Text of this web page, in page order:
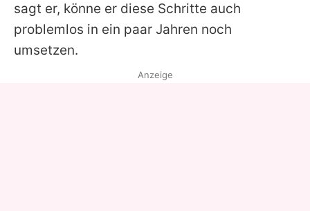
sagt er, könne er diese Schritte auch
problemlos in ein paar Jahren noch
umsetzen.
Anzeige